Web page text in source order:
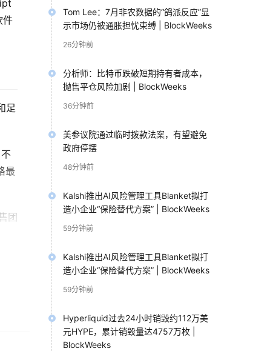
件
足
最
团
Tom Lee：7月非农数据的“鸽派反应”显
示市场仍被通胀担忧束缚 | BlockWeeks
26分钟前
分析师：比特币跌破短期持有者成本，
抛售平仓风险加剧 | BlockWeeks
36分钟前
美参议院通过临时拨款法案，有望避免
政府停摆
48分钟前
Kalshi推出AI风险管理工具Blanket拟打
造小企业“保险替代方案” | BlockWeeks
59分钟前
Kalshi推出AI风险管理工具Blanket拟打
造小企业“保险替代方案” | BlockWeeks
59分钟前
Hyperliquid过去24小时销毁约112万美
元HYPE，累计销毁量达4757万枚 |
BlockWeeks